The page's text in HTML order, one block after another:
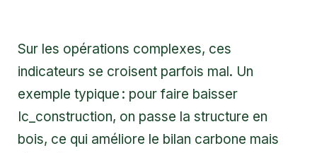
Sur les opérations complexes, ces
indicateurs se croisent parfois mal. Un
exemple typique : pour faire baisser
Ic_construction, on passe la structure en
bois, ce qui améliore le bilan carbone mais